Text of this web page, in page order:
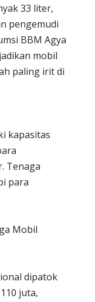
33 liter,
pengemudi
BBM Agya
mobil
paling irit di
kapasitas
Tenaga
para
Mobil
dipatok
juta,